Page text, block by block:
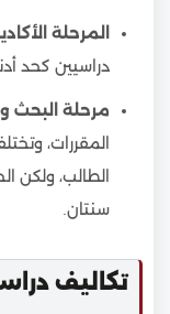
المرحلة
دراسيين كحد
مرحلة البحث
المقررات،
الطالب، ولكن
سنتان.
تكاليف